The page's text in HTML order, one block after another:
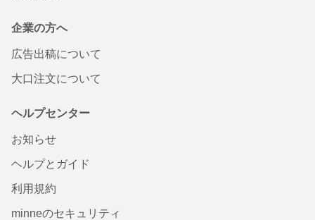
企業の方へ
広告出稿について
大口注文について
ヘルプセンター
お知らせ
ヘルプとガイド
利用規約
minneのセキュリティ